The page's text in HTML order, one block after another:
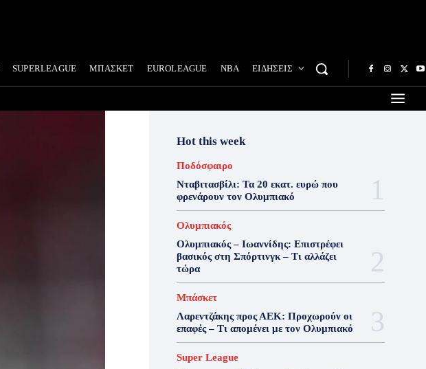
SUPERLEAGUE ΜΠΑΣΚΕΤ EUROLEAGUE NBA ΕΙΔΗΣΕΙΣ
Hot this week
Ποδόσφαιρο
Νταβιτασβίλι: Τα 20 εκατ. ευρώ που
φρενάρουν τον Ολυμπιακό
Ολυμπιακός
Ολυμπιακός – Ιωαννίδης: Επιστρέφει
βασικός στη Σπόρτινγκ – Τι αλλάζει
τώρα
Μπάσκετ
Λαρεντζάκης προς ΑΕΚ: Προχωρούν οι
επαφές – Τι απομένει με τον Ολυμπιακό
Super League